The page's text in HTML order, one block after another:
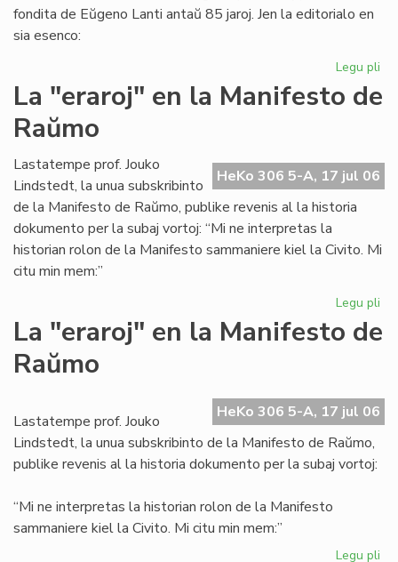
fondita de Eŭgeno Lanti antaŭ 85 jaroj. Jen la editorialo en
sia esenco:
Legu pli
La "eraroj" en la Manifesto de
Raŭmo
HeKo 306 5-A, 17 jul 06
Lastatempe prof. Jouko
Lindstedt, la unua subskribinto
de la Manifesto de Raŭmo, publike revenis al la historia
dokumento per la subaj vortoj: “Mi ne interpretas la
historian rolon de la Manifesto sammaniere kiel la Civito. Mi
citu min mem:”
Legu pli
La "eraroj" en la Manifesto de
Raŭmo
HeKo 306 5-A, 17 jul 06
Lastatempe prof. Jouko
Lindstedt, la unua subskribinto de la Manifesto de Raŭmo,
publike revenis al la historia dokumento per la subaj vortoj:
“Mi ne interpretas la historian rolon de la Manifesto
sammaniere kiel la Civito. Mi citu min mem:”
Legu pli